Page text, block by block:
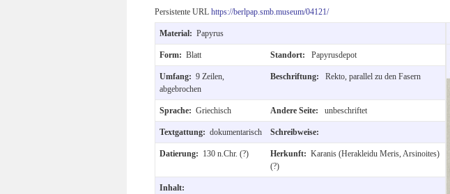
springen
Persistente URL https://berlpap.smb.museum/04121/
Material: Papyrus
Form: Blatt Standort: Papyrusdepot
Umfang: 9 Zeilen,
abgebrochen
Beschriftung: Rekto, parallel zu den Fasern
Sprache: Griechisch Andere Seite: unbeschriftet
Textgattung: dokumentarisch Schreibweise:
Datierung: 130 n.Chr. (?) Herkunft: Karanis (Herakleidu Meris, Arsinoites)
(?)
Inhalt: